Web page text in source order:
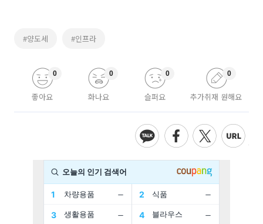
#양도세 #인프라
좋아요
0
화나요
0
슬퍼요
0
추가취재 원해요
0